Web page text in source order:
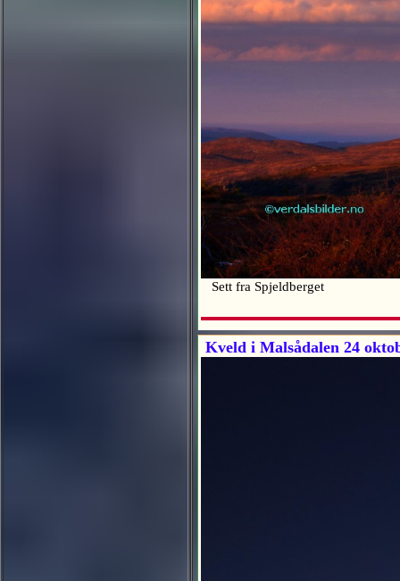
Sett fra Spjeldberget
Kveld i Malsådalen 24